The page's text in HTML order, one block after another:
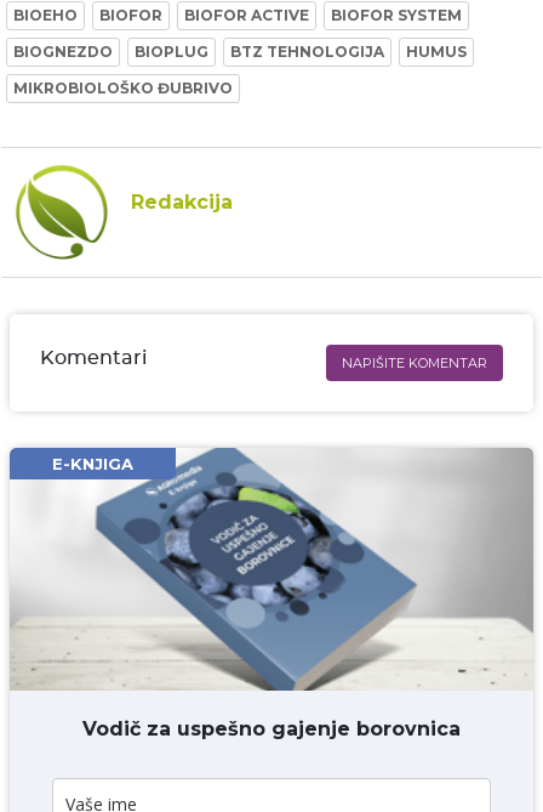
BIOEHO BIOFOR BIOFOR ACTIVE
BIOFOR SYSTEM
BIOGNEZDO
BIOPLUG BTZ TEHNOLOGIJA
HUMUS
MIKROBIOLOŠKO ĐUBRIVO
Redakcija
Komentari NAPIŠITE KOMENTAR
Email* obavezno
Komentar* obavezno
DODAJ KOMENTAR
E-KNJIGA
Vodič za uspešno gajenje borovnica